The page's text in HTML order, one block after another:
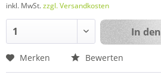
inkl. MwSt.zzgl. Versandkosten
In den
Merken Bewerten